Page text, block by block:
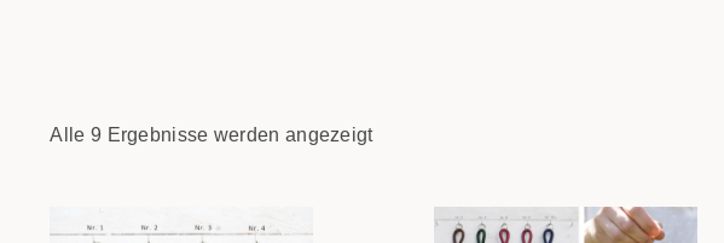
Alle 9 Ergebnisse werden angezeigt